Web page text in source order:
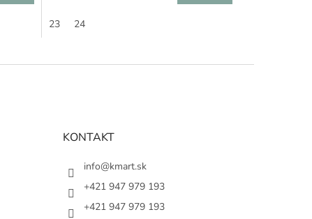
23 24
KONTAKT
info@kmart.sk
+421 947 979 193
+421 947 979 193